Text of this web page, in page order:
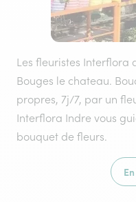
Les fleuristes Interflora
Bouges le chateau.
propres, 7j/7, par un
Interflora Indre vous
bouquet de fleurs.